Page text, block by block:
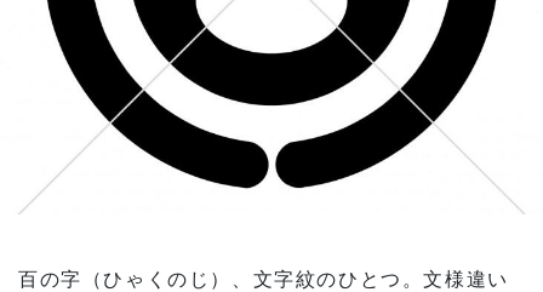
百の字（ひゃくのじ）、文字紋のひとつ。文様違い